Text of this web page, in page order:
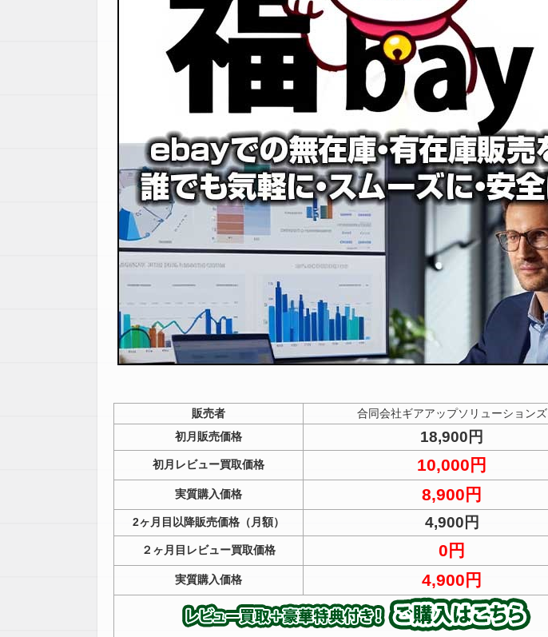
販売者
合同会社ギアアップソリューションズ
初月販売価格
18,900円
初月 レビュー買取価格 10,000円
実質購入価格 8,900円
2ヶ月目以降販売価格（月額） 4,900円
２ヶ月目 レビュー買取価格 0円
実質購入価格 4,900円